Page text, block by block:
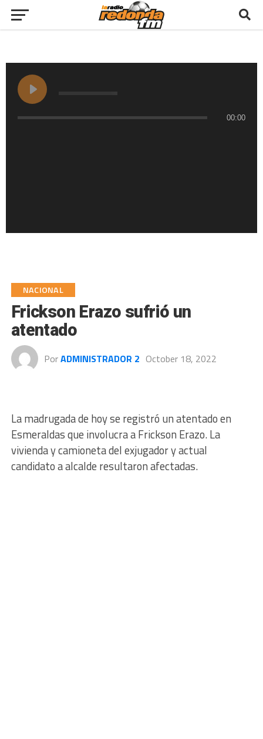
00:00
NACIONAL
Frickson Erazo sufrió un
atentado
PorADMINISTRADOR 2 October 18, 2022
La madrugada de hoy se registró un atentado en
Esmeraldas que involucra a Frickson Erazo. La
vivienda y camioneta del exjugador y actual
candidato a alcalde resultaron afectadas.